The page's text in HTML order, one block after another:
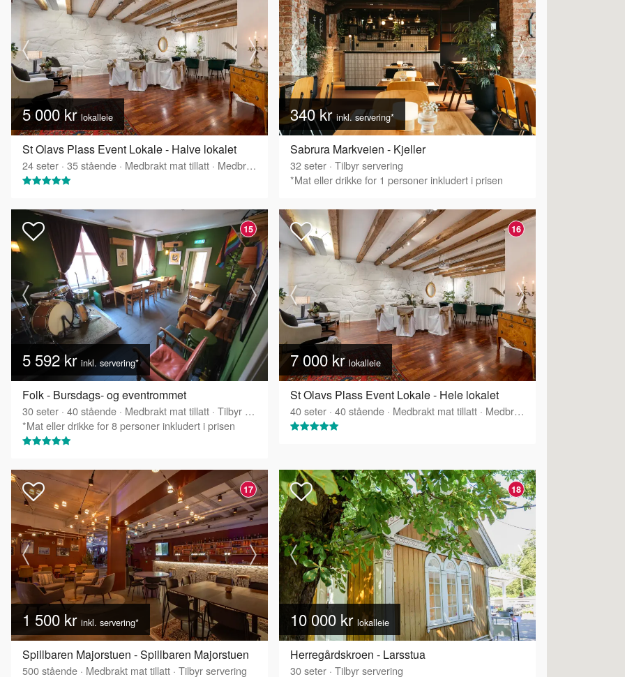
5 000 kr lokalleie
St Olavs Plass Event Lokale - Halve lokalet
24seter · 35stående · Medbrakt mat tillatt · Medbrakt drikke tillatt
340 krinkl. servering*
Sabrura Markveien - Kjeller
32seter · Tilbyr servering
*Mat eller drikke for 1 personer inkludert i prisen
15
5 592 krinkl. servering*
Folk - Bursdags- og eventrommet
30seter · 40stående · Medbrakt mat tillatt · Tilbyr servering
*Mat eller drikke for 8 personer inkludert i prisen
16
7 000 kr lokalleie
St Olavs Plass Event Lokale - Hele lokalet
40seter · 40stående · Medbrakt mat tillatt · Medbrakt drikke tillatt
17
1 500 kr inkl. servering*
Spillbaren Majorstuen - Spillbaren Majorstuen
500stående · Medbrakt mat tillatt · Tilbyr servering
18
10 000 kr lokalleie
Herregårdskroen - Larsstua
30seter · Tilbyr servering